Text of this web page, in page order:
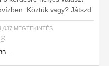
Köztük vagy? Játszd
MEGTEKINTÉS
...